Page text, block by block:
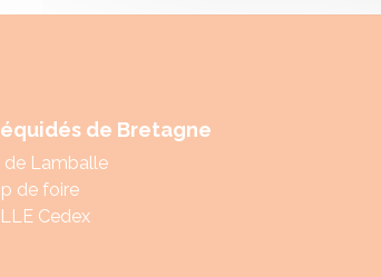
de Bretagne
de Lamballe
de foire
Cedex